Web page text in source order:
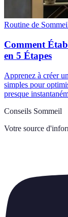
Routine de
Comment
en 5 Étapes
Apprenez à créer
simples pour
presque
Conseils Sommeil
Votre source